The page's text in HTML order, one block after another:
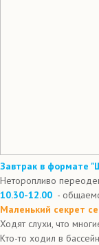
Завтрак в формате
Неторопливо
10.30-12.00 -
Маленький секрет
Ходят слухи, что
Кто-то ходил в